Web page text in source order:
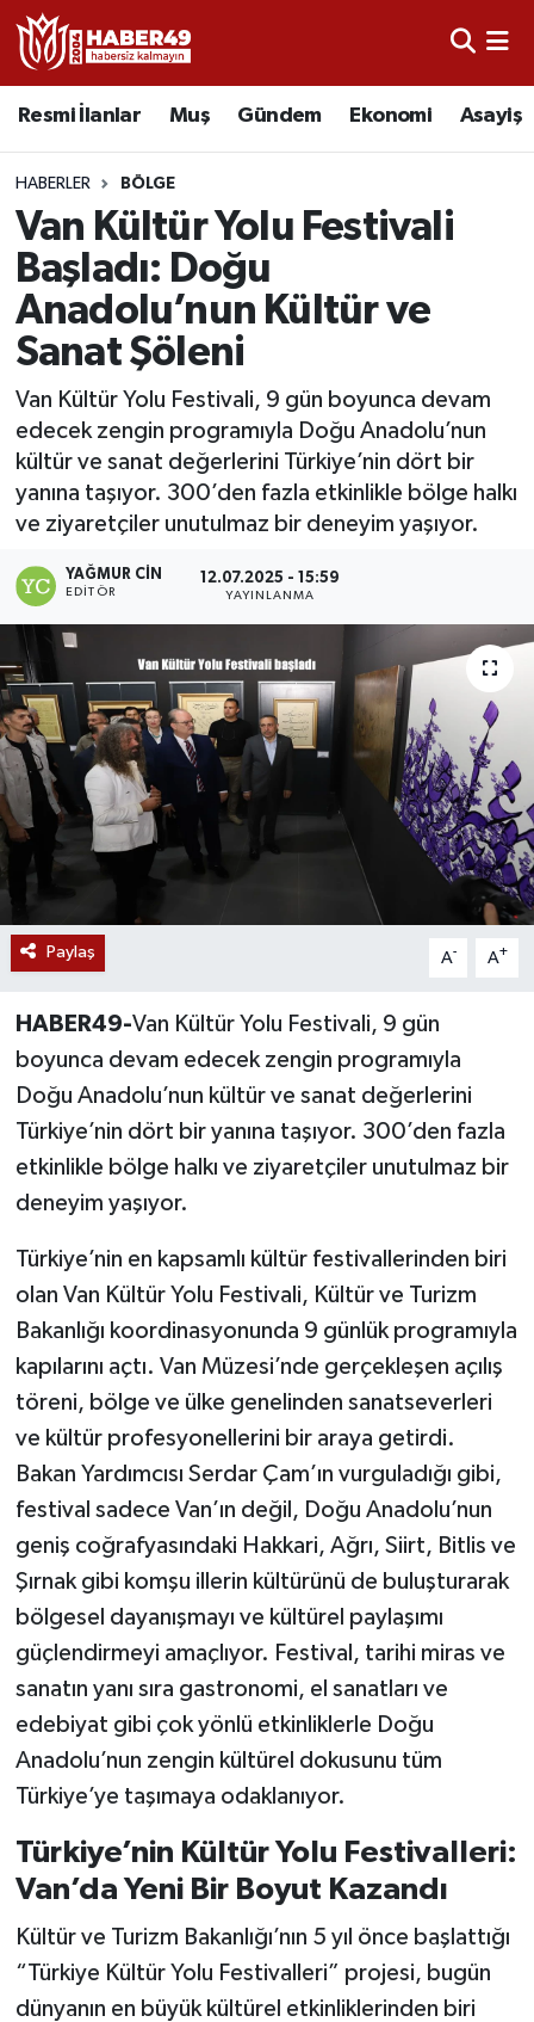
Resmi İlanlar Muş Gündem Ekonomi Asayiş
HABERLER BÖLGE
Van Kültür Yolu Festivali
Başladı: Doğu
Anadolu’nun Kültür ve
Sanat Şöleni
Van Kültür Yolu Festivali, 9 gün boyunca devam
edecek zengin programıyla Doğu Anadolu’nun
kültür ve sanat değerlerini Türkiye’nin dört bir
yanına taşıyor. 300’den fazla etkinlikle bölge halkı
ve ziyaretçiler unutulmaz bir deneyim yaşıyor.
YAĞMUR CIN
EDITÖR
12.07.2025 - 15:59
YAYINLANMA
Paylaş A- A+
HABER49-Van Kültür Yolu Festivali, 9 gün
boyunca devam edecek zengin programıyla
Doğu Anadolu’nun kültür ve sanat değerlerini
Türkiye’nin dört bir yanına taşıyor. 300’den fazla
etkinlikle bölge halkı ve ziyaretçiler unutulmaz bir
deneyim yaşıyor.
Türkiye’nin en kapsamlı kültür festivallerinden biri
olan Van Kültür Yolu Festivali, Kültür ve Turizm
Bakanlığı koordinasyonunda 9 günlük programıyla
kapılarını açtı. Van Müzesi’nde gerçekleşen açılış
töreni, bölge ve ülke genelinden sanatseverleri
ve kültür profesyonellerini bir araya getirdi.
Bakan Yardımcısı Serdar Çam’ın vurguladığı gibi,
festival sadece Van’ın değil, Doğu Anadolu’nun
geniş coğrafyasındaki Hakkari, Ağrı, Siirt, Bitlis ve
Şırnak gibi komşu illerin kültürünü de buluşturarak
bölgesel dayanışmayı ve kültürel paylaşımı
güçlendirmeyi amaçlıyor. Festival, tarihi miras ve
sanatın yanı sıra gastronomi, el sanatları ve
edebiyat gibi çok yönlü etkinliklerle Doğu
Anadolu’nun zengin kültürel dokusunu tüm
Türkiye’ye taşımaya odaklanıyor.
Türkiye’nin Kültür Yolu Festivalleri:
Van’da Yeni Bir Boyut Kazandı
Kültür ve Turizm Bakanlığı’nın 5 yıl önce başlattığı
“Türkiye Kültür Yolu Festivalleri” projesi, bugün
dünyanın en büyük kültürel etkinliklerinden biri
Resmi İlanlar
Asayiş
Bölge
Eğitim
Ekonomi
Sağlık
Gündem
Spor
Siyaset
Teknoloji
Kültür Sanat
Muş
Hasköy
Korkut
Bulanık
Varto
Uşak Nöbetçi Eczaneler
Uşak Hava Durumu
Uşak Namaz Vakitleri
Uşak Trafik Yoğunluk Haritası
TFF 2.Lig Kırmızı Grup Puan Durumu ve Fikstür
Tüm Manşetler
Son Dakika Haberleri
Haber Arşivi